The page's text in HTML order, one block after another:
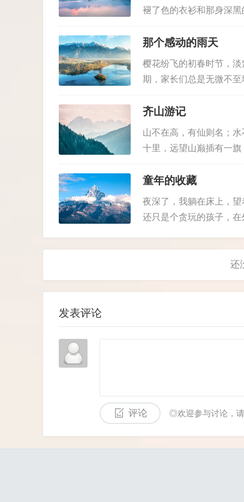
褪了色的衣衫和那身深
我，布满老茧的手掌轻
咳几声，又说要让爷爷
那个感动的雨天
樱花纷飞的初春时节，
期，家长们总是无微不
是否和谐相处等问题总
样享受着这份来自母亲的
齐山游记
山不在高，有仙则名；
十里，远望山巅插有一
家，流水潺潺有声，实
足拍照。花香鸟语，清风
童年的收藏
夜深了，我躺在床上，
还只是个贪玩的孩子，
心形状的卡片，还有一颗
发表评论
评论 ◎欢迎参与讨论，请